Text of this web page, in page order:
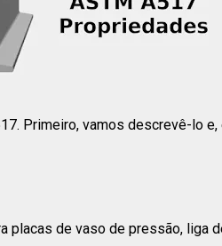
Primeiro, vamos descrevê-lo e,
placas de vaso de pressão, liga